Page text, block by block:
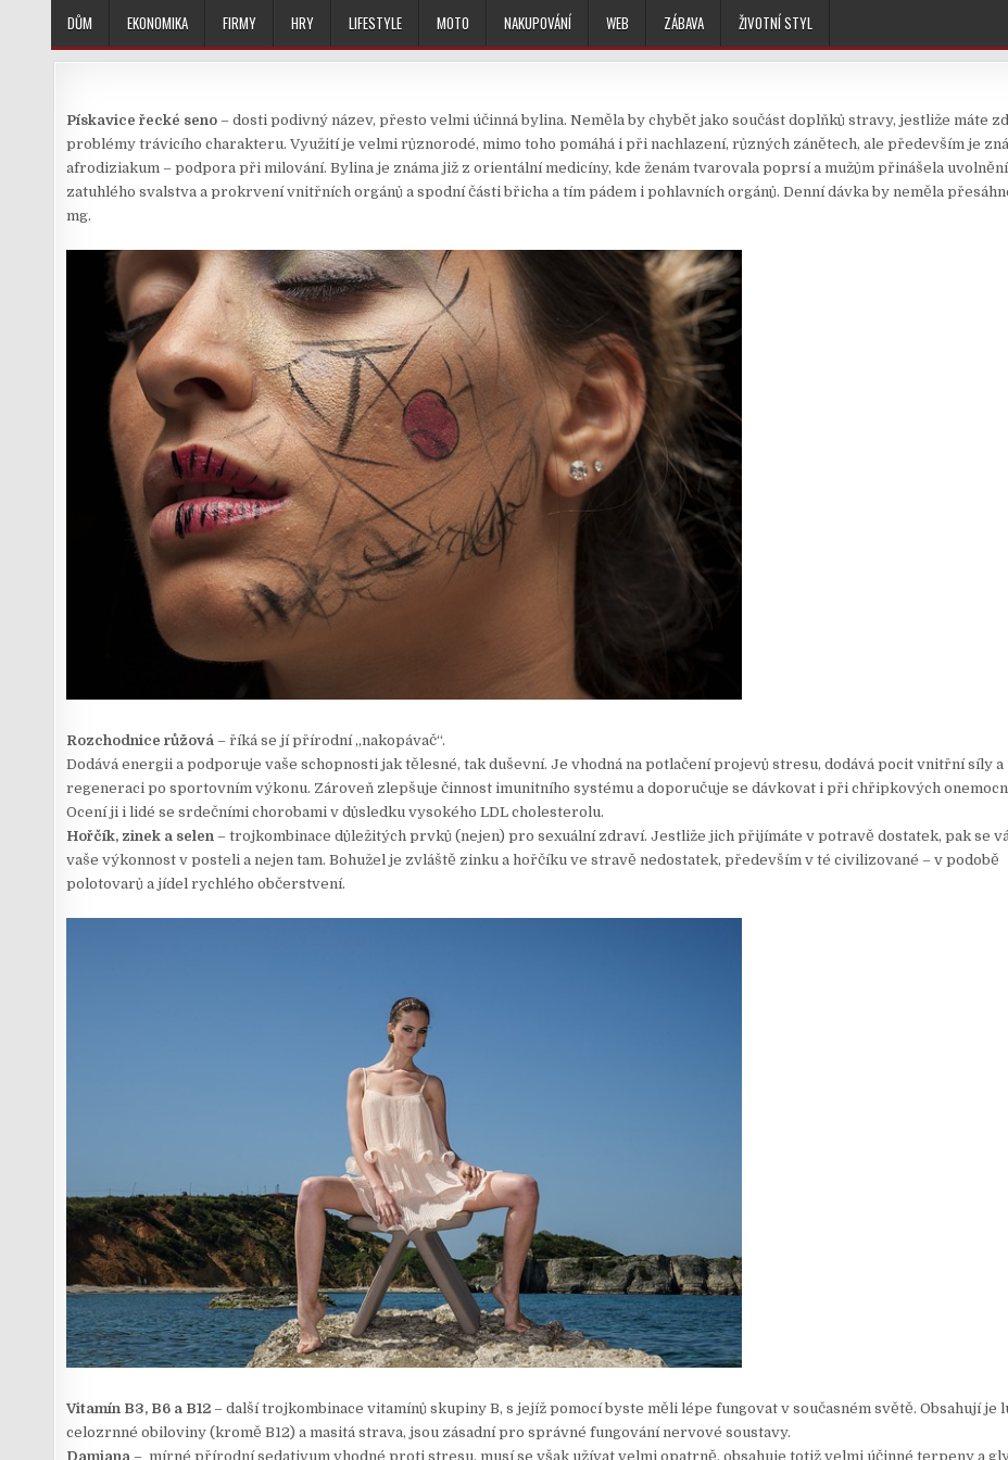
content
DŮM EKONOMIKA FIRMY HRY LIFESTYLE MOTO NAKUPOVÁNÍ WEB ZÁBAVA ŽIVOTNÍ STYL
Pískavice řecké seno – dosti podivný název, přesto velmi účinná bylina. Neměla by chybět jako součást doplňků stravy, jestliže máte
problémy trávicího charakteru. Využití je velmi různorodé, mimo toho pomáhá i při nachlazení, různých zánětech, ale především je
afrodiziakum – podpora přimilování. Bylina je známa již z orientální medicíny, kde ženám tvarovala poprsí a mužům přinášela uvolnění
zatuhlého svalstva a prokrvení vnitřních orgánů a spodní části břicha a tím pádem i pohlavních orgánů. Denní dávka by neměla
mg.
Rozchodnice růžová – říká se jí přírodní „nakopávač“.
Dodává energii a podporuje vaše schopnosti jak tělesné, tak duševní. Je vhodná na potlačení projevů stresu, dodává pocit vnitřní síly
regeneraci po sportovním výkonu. Zároveň zlepšuje činnost imunitního systému a doporučuje se dávkovat i při chřipkových
Ocení ji i lidé se srdečními chorobami v důsledku vysokého LDL cholesterolu.
Hořčík, zinek a selen – trojkombinace důležitých prvků (nejen) pro sexuální zdraví. Jestliže jich přijímáte v potravě dostatek, pak se
vaše výkonnost v posteli a nejen tam. Bohužel je zvláště zinku a hořčíku ve stravě nedostatek, především v té civilizované – v podobě
polotovarů a jídel rychlého občerstvení.
Vitamín B3, B6 a B12 – další trojkombinace vitamínů skupiny B, s jejíž pomocí byste měli lépe fungovat v současném světě. Obsahují je
celozrnné obiloviny (kromě B12) a masitá strava, jsou zásadní pro správné fungování nervové soustavy.
Damiana – mírné přírodní sedativum vhodné proti stresu, musí se však užívat velmi opatrně, obsahuje totiž velmi účinné terpeny a